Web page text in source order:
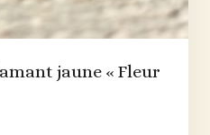
jaune « Fleur